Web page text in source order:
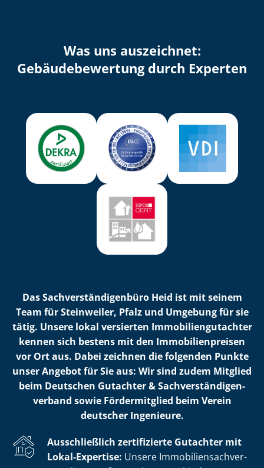
Was uns auszeichnet:
Ge­bäu­de­be­wer­tung durch Experten
Das Sach­ver­stän­di­gen­bü­ro Heid ist mit seinem
Team für Steinweiler, Pfalz und Umgebung für sie
tätig. Unsere lokal versierten Im­mo­bi­li­en­gut­ach­ter
kennen sich bestens mit den Im­mo­bi­li­en­prei­sen
vor Ort aus. Dabei zeichnen die folgenden Punkte
unser Angebot für Sie aus: Wir sind zudem Mitglied
beim Deutschen Gutachter & Sach­ver­stän­di­gen­
ver­band sowie Fördermitglied beim Verein
deutscher Ingenieure.
Ausschließlich zertifizierte Gutachter mit
Lokal-Expertise: Unsere Im­mo­bi­li­en­sach­ver­